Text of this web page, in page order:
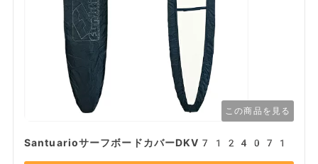
この商品を見る
SantuarioサーフボードカバーDKV7124071